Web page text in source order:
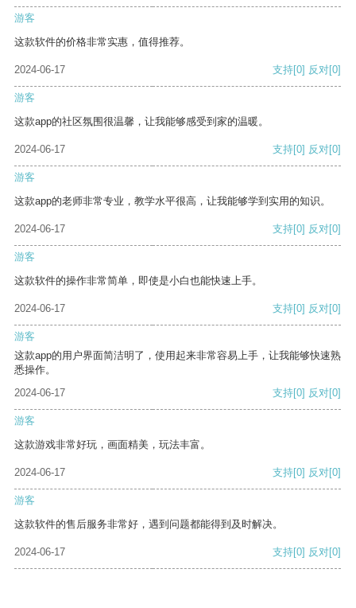
游客
这款软件的价格非常实惠，值得推荐。
2024-06-17 支持[0] 反对[0]
游客
这款app的社区氛围很温馨，让我能够感受到家的温暖。
2024-06-17 支持[0] 反对[0]
游客
这款app的老师非常专业，教学水平很高，让我能够学到实用的知识。
2024-06-17 支持[0] 反对[0]
游客
这款软件的操作非常简单，即使是小白也能快速上手。
2024-06-17 支持[0] 反对[0]
游客
这款app的用户界面简洁明了，使用起来非常容易上手，让我能够快速熟
悉操作。
2024-06-17
支持[0] 反对[0]
游客
这款游戏非常好玩，画面精美，玩法丰富。
2024-06-17 支持[0] 反对[0]
游客
这款软件的售后服务非常好，遇到问题都能得到及时解决。
2024-06-17 支持[0] 反对[0]